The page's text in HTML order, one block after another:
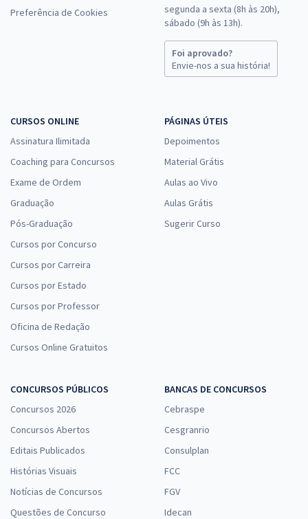
Preferência de Cookies
segunda a sexta (8h às 20h),
sábado (9h às 13h).
Foi aprovado?
Envie-nos a sua história!
CURSOS ONLINE
Assinatura Ilimitada
Coaching para Concursos
Exame de Ordem
Graduação
Pós-Graduação
Cursos por Concurso
Cursos por Carreira
Cursos por Estado
Cursos por Professor
Oficina de Redação
Cursos Online Gratuitos
PÁGINAS ÚTEIS
Depoimentos
Material Grátis
Aulas ao Vivo
Aulas Grátis
Sugerir Curso
CONCURSOS PÚBLICOS
Concursos 2026
Concursos Abertos
Editais Publicados
Histórias Visuais
Notícias de Concursos
Questões de Concurso
BANCAS DE CONCURSOS
Cebraspe
Cesgranrio
Consulplan
FCC
FGV
Idecan